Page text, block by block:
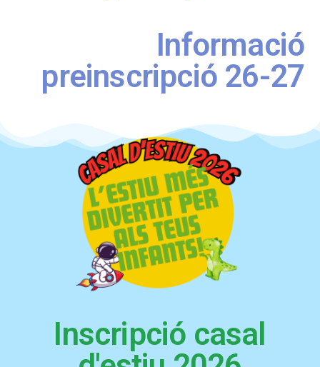
Informació
preinscripció 26-27
Inscripció casal